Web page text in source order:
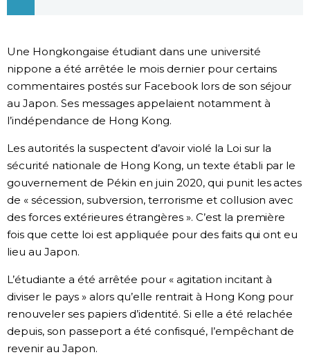
Société
Culture
Gastronomie
Le japonais
En plus
Données
Séries
Personnages
Une Hongkongaise étudiant dans une université
nippone a été arrêtée le mois dernier pour certains
commentaires postés sur Facebook lors de son séjour
au Japon. Ses messages appelaient notamment à
l’indépendance de Hong Kong.
Les autorités la suspectent d’avoir violé la Loi sur la
sécurité nationale de Hong Kong, un texte établi par le
gouvernement de Pékin en juin 2020, qui punit les actes
de « sécession, subversion, terrorisme et collusion avec
des forces extérieures étrangères ». C’est la première
fois que cette loi est appliquée pour des faits qui ont eu
lieu au Japon.
L’étudiante a été arrêtée pour « agitation incitant à
diviser le pays » alors qu’elle rentrait à Hong Kong pour
renouveler ses papiers d’identité. Si elle a été relachée
depuis, son passeport a été confisqué, l’empêchant de
revenir au Japon.